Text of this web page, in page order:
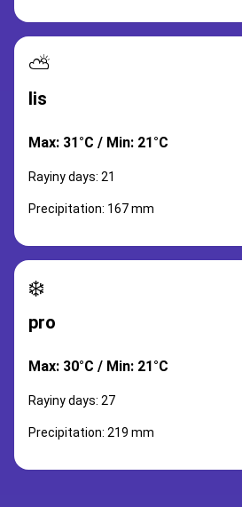
⛅
lis
Max: 31°C / Min: 21°C
Rayiny days: 21
Precipitation: 167 mm
❄️
pro
Max: 30°C / Min: 21°C
Rayiny days: 27
Precipitation: 219 mm